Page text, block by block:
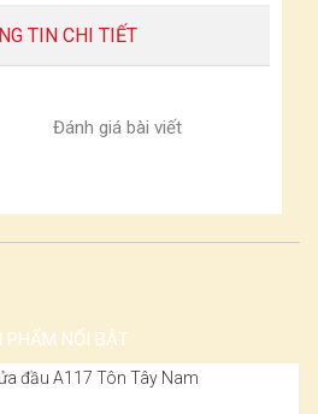
TIN CHI TIẾT
Đánh giá bài viết
PHẨM NỔI BẬT
đầu A117 Tôn Tây Nam